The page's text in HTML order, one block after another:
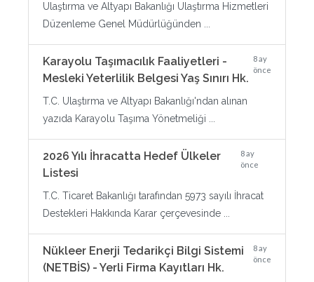
Ulaştırma ve Altyapı Bakanlığı Ulaştırma Hizmetleri
Düzenleme Genel Müdürlüğünden ...
Karayolu Taşımacılık Faaliyetleri -
Mesleki Yeterlilik Belgesi Yaş Sınırı Hk.
8 ay
önce
T.C. Ulaştırma ve Altyapı Bakanlığı'ndan alınan
yazıda Karayolu Taşıma Yönetmeliği ...
2026 Yılı İhracatta Hedef Ülkeler
Listesi
8 ay
önce
T.C. Ticaret Bakanlığı tarafından 5973 sayılı İhracat
Destekleri Hakkında Karar çerçevesinde ...
Nükleer Enerji Tedarikçi Bilgi Sistemi
(NETBİS) - Yerli Firma Kayıtları Hk.
8 ay
önce